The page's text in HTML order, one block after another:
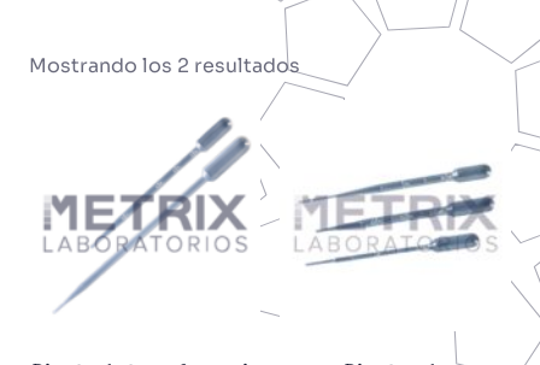
Mostrando los 2 resultados